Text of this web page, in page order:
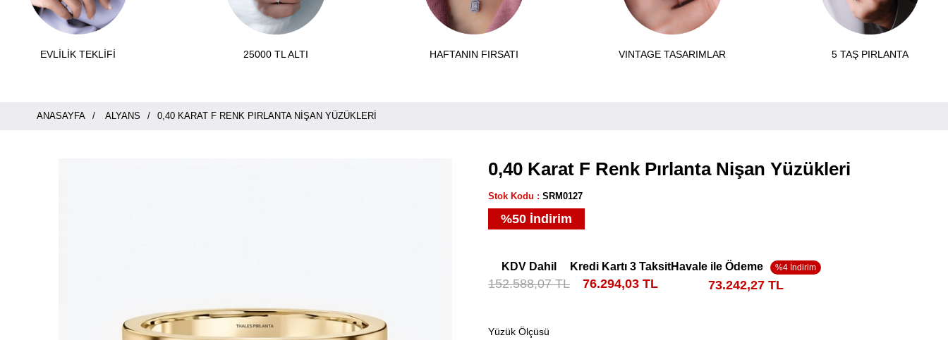
EVLİLİK TEKLİFİ 25000 TL ALTI HAFTANIN FIRSATI VINTAGE TASARIMLAR 5 TAŞ PIRLANTA
ANASAYFA ALYANS 0,40 KARAT F RENK PIRLANTA NIŞAN YÜZÜKLERI
0,40 Karat F Renk Pırlanta Nişan Yüzükleri
Stok Kodu SRM0127
%50 İndirim
KDV Dahil
152.588,07 TL
Kredi Kartı 3 Taksit
76.294,03 TL
Havale ile Ödeme
73.242,27 TL
Yüzük Ölçüsü